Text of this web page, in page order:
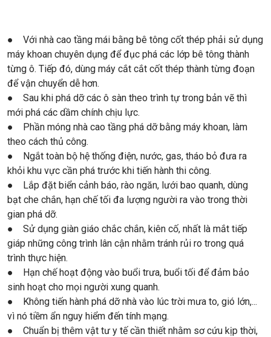
● Với nhà cao tầng mái bằng bê tông cốt thép phải sử dụng
máy khoan chuyên dụng để đục phá các lớp bê tông thành
từng ô. Tiếp đó, dùng máy cắt cắt cốt thép thành từng đoạn
để vận chuyển dễ hơn.
● Sau khi phá dỡ các ô sàn theo trình tự trong bản vẽ thì
mới phá các dầm chính chịu lực.
● Phần móng nhà cao tầng phá dỡ bằng máy khoan, làm
theo cách thủ công.
● Ngắt toàn bộ hệ thống điện, nước, gas, tháo bỏ đưa ra
khỏi khu vực cần phá trước khi tiến hành thi công.
● Lắp đặt biển cảnh báo, rào ngăn, lưới bao quanh, dùng
bạt che chắn, hạn chế tối đa lượng người ra vào trong thời
gian phá dỡ.
● Sử dụng giàn giáo chắc chắn, kiên cố, nhất là mắt tiếp
giáp những công trình lân cận nhằm tránh rủi ro trong quá
trình thực hiện.
● Hạn chế hoạt động vào buổi trưa, buổi tối để đảm bảo
sinh hoạt cho mọi người xung quanh.
● Không tiến hành phá dỡ nhà vào lúc trời mưa to, gió lớn,...
vì nó tiềm ẩn nguy hiểm đến tính mạng.
● Chuẩn bị thêm vật tư y tế cần thiết nhằm sơ cứu kịp thời,